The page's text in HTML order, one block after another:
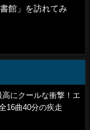
館」を訪れてみ
にクールな衝撃！エ
16曲40分の疾走